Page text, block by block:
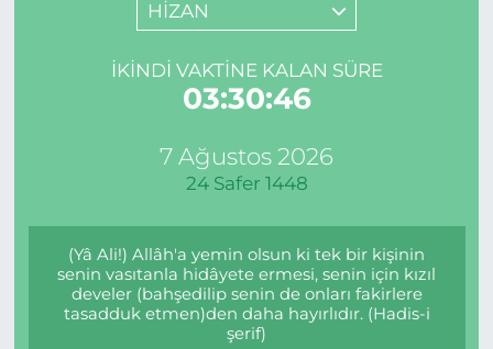
HİZAN
İKINDI VAKTINE KALAN SÜRE
03:30:46
7 Ağustos 2026
24 Safer 1448
(Yâ Ali!) Allâh'a yemin olsun ki tek bir kişinin
senin vasıtanla hidâyete ermesi, senin için kızıl
develer (bahşedilip senin de onları fakirlere
tasadduk etmen)den daha hayırlıdır. (Hadis-i
şerif)
İletişim
Künye
Son Dakika Haberleri
Haber Arşivi